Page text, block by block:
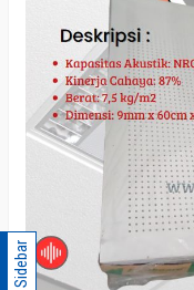
Sidebar